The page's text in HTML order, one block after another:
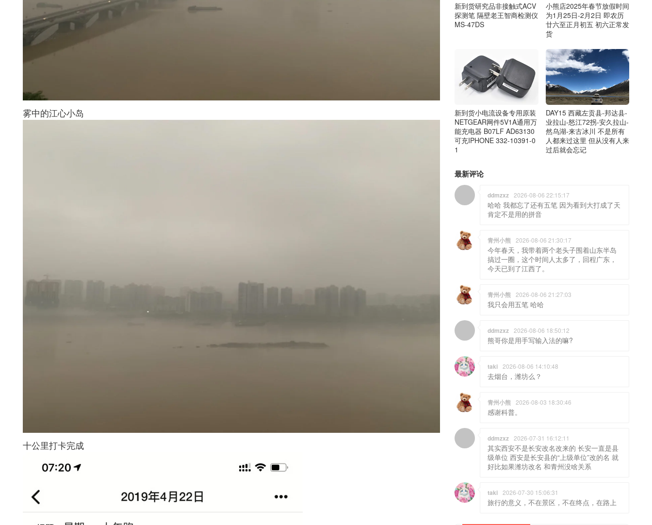
雾中的江心小岛
十公里打卡完成
新到货研究品非接触式ACV
探测笔 隔壁老王智商检测仪
MS-47DS
小熊店2025年春节放假时间
为1月25日-2月2日 即农历
廿六至正月初五 初六正常发
货
新到货小电流设备专用原装
NETGEAR网件5V1A通用万
能充电器 B07LF AD63130
可充IPHONE 332-10391-0
1
DAY15 西藏左贡县-邦达县-
业拉山-怒江72拐-安久拉山-
然乌湖-来古冰川 不是所有
人都来过这里 但从没有人来
过后就会忘记
最新评论
ddmzxz 2026-08-06 22:15:17
哈哈 我都忘了还有五笔 因为看到大打成了天
肯定不是用的拼音
青州小熊 2026-08-06 21:30:17
今年春天，我带着两个老头子围着山东半岛
搞过一圈，这个时间人太多了，回程广东，
今天已到了江西了。
青州小熊 2026-08-06 21:27:03
我只会用五笔 哈哈
ddmzxz 2026-08-06 18:50:12
熊哥你是用手写输入法的嘛?
taki 2026-08-06 14:10:48
去烟台，潍坊么？
青州小熊 2026-08-03 18:30:46
感谢科普。
ddmzxz 2026-07-31 16:12:11
其实西安不是长安改名改来的 长安一直是县
级单位 西安是长安县的“上级单位”改的名 就
好比如果潍坊改名 和青州没啥关系
taki 2026-07-30 15:06:31
旅行的意义，不在景区，不在终点，在路上